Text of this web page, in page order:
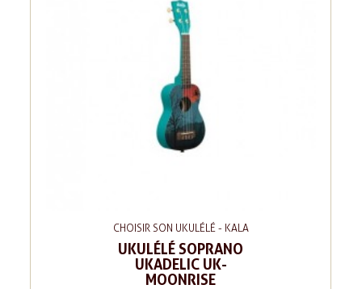
CHOISIR SON UKULÉLÉ - KALA
UKULÉLÉ SOPRANO
UKADELIC UK-
MOONRISE